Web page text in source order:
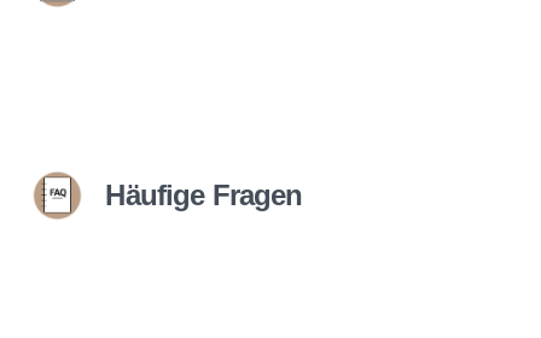
Häufige Fragen